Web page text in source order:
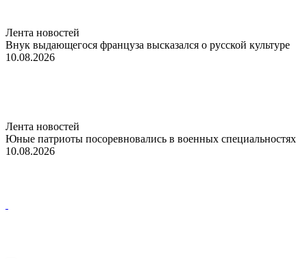
Лента новостей
Внук выдающегося француза высказался о русской культуре
10.08.2026
Лента новостей
Юные патриоты посоревновались в военных специальностях
10.08.2026